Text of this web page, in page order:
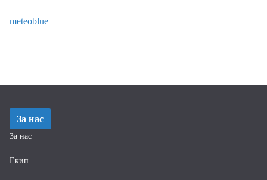
meteoblue
За нас
За нас
Екип